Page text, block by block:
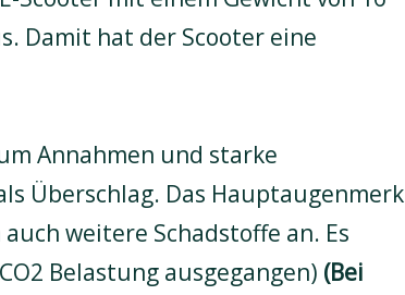
Damit hat der Scooter eine
Annahmen und starke
Überschlag. Das Hauptaugenmerk
weitere Schadstoffe an. Es
Belastung ausgegangen) (Bei